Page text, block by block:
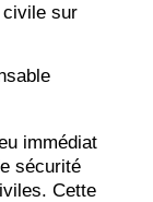
civile sur
immédiat
sécurité
Cette